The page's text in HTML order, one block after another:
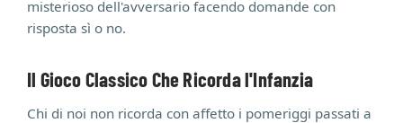
misterioso dell'avversario facendo domande con
risposta sì o no.
Il Gioco Classico Che Ricorda l'Infanzia
Chi di noi non ricorda con affetto i pomeriggi passati a